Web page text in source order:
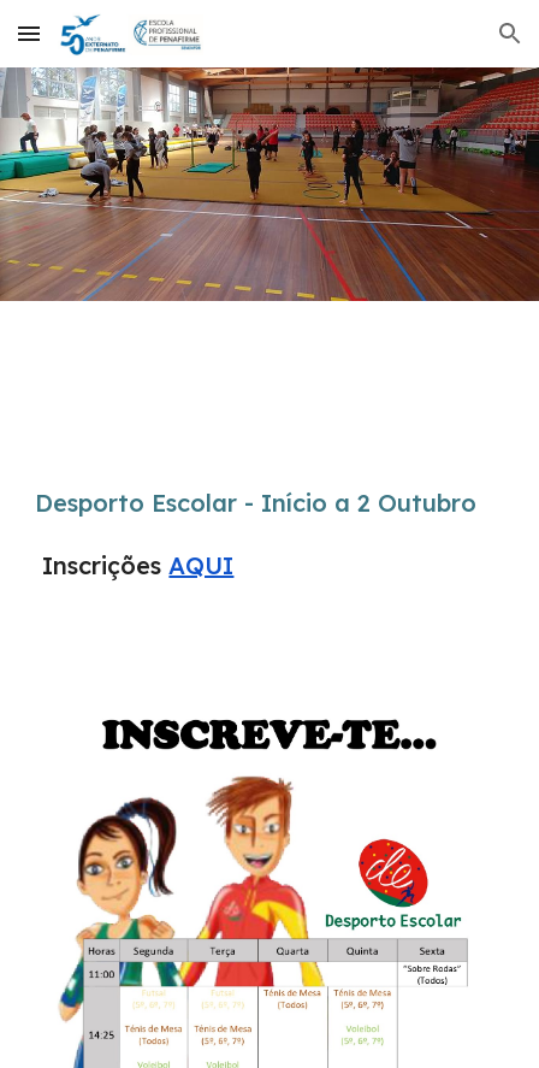
Skip to main content Skip to navigation
Desporto Escolar - Início a 2 Outubro
InscriçõesAQUI